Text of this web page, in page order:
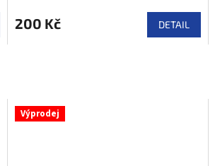
200 Kč DETAIL
Výprodej